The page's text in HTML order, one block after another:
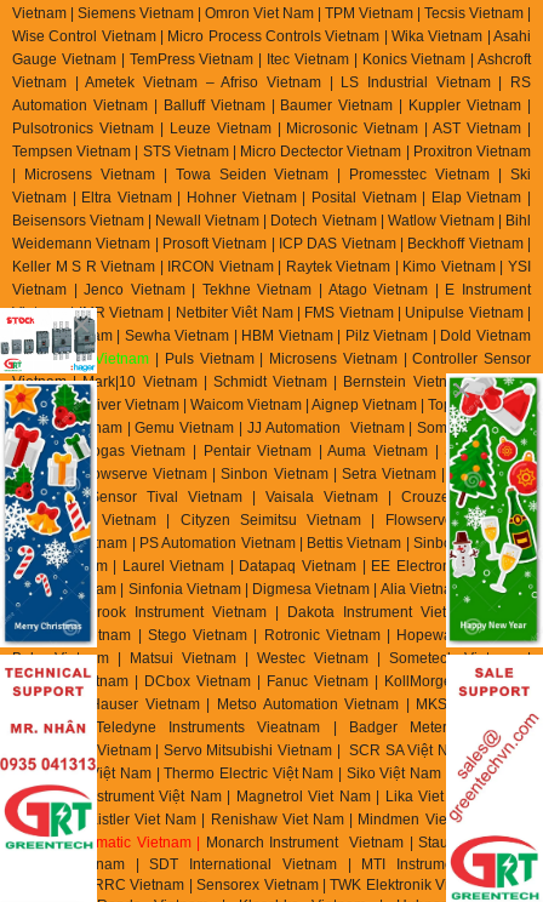
Vietnam | Siemens Vietnam | Omron Viet Nam | TPM Vietnam | Tecsis Vietnam |
Wise Control Vietnam | Micro Process Controls Vietnam | Wika Vietnam | Asahi
Gauge Vietnam | TemPress Vietnam | Itec Vietnam | Konics Vietnam | Ashcroft
Vietnam | Ametek Vietnam – Afriso Vietnam | LS Industrial Vietnam | RS
Automation Vietnam | Balluff Vietnam | Baumer Vietnam | Kuppler Vietnam |
Pulsotronics Vietnam | Leuze Vietnam | Microsonic Vietnam | AST Vietnam |
Tempsen Vietnam | STS Vietnam | Micro Dectector Vietnam | Proxitron Vietnam
| Microsens Vietnam | Towa Seiden Vietnam | Promesstec Vietnam | Ski
Vietnam | Eltra Vietnam | Hohner Vietnam | Posital Vietnam | Elap Vietnam |
Beisensors Vietnam | Newall Vietnam | Dotech Vietnam | Watlow Vietnam | Bihl
Weidemann Vietnam | Prosoft Vietnam | ICP DAS Vietnam | Beckhoff Vietnam |
Keller M S R Vietnam | IRCON Vietnam | Raytek Vietnam | Kimo Vietnam | YSI
Vietnam | Jenco Vietnam | Tekhne Vietnam | Atago Vietnam | E Instrument
Vietnam | IMR Vietnam | Netbiter Viêt Nam | FMS Vietnam | Unipulse Vietnam |
Migun Vietnam | Sewha Vietnam | HBM Vietnam | Pilz Vietnam | Dold Vietnam
|EBMpapst Vietnam | Puls Vietnam | Microsens Vietnam | Controller Sensor
Vietnam | Mark|10 Vietnam | Schmidt Vietnam | Bernstein Vietnam | Celduc
Vietnam | Univer Vietnam | Waicom Vietnam | Aignep Vietnam | Top Air Vietnam
| Burket Vietnam |Gemu Vietnam | JJ Automation Vietnam | Somas Vietnam |
Delta Elektrogas Vietnam | Pentair Vietnam | Auma Vietnam | Sipos Artorik
Vietnam | Flowserve Vietnam | Sinbon Vietnam | Setra Vietnam | Yottacontrok
Vietnam | Sensor Tival Vietnam | Vaisala Vietnam | Crouzet Vietnam |
RheinTacho Vietnam | Cityzen Seimitsu Vietnam | Flowserve Vietnam |
Greatork Vietnam | PS Automation Vietnam | Bettis Vietnam | Sinbon Vietnam |
Setra Vietnam | Laurel Vietnam | Datapaq Vietnam | EE Electronik Vietnam |
Banico Vietnam | Sinfonia Vietnam | Digmesa Vietnam | Alia Vietnam | Flowline
Vietnam | Brook Instrument Vietnam | Dakota Instrument Vietnam | Diehl
Metering Vietnam | Stego Vietnam | Rotronic Vietnam | Hopeway Vietnam |
Beko Vietnam | Matsui Vietnam | Westec Vietnam | Sometech Vietnam |
Offshore Vietnam | DCbox Vietnam | Fanuc Vietnam | KollMorgen Vietnam |
Endress & Hauser Vietnam | Metso Automation Vietnam | MKS Instruments
Vietnam | Teledyne Instruments Vieatnam | Badger Meter Vietnam |
Hirschmann Vietnam | Servo Mitsubishi Vietnam | SCR SA Việt Nam | Biotech
Flow Meter Việt Nam | Thermo Electric Việt Nam | Siko Việt Nam | Klinger Việt
Nam | HK Instrument Việt Nam | Magnetrol Viet Nam | Lika Viet Nam | Setra
Viet Nam | Kistler Viet Nam | Renishaw Viet Nam | Mindmen Vietnam |
Vietnam| Gimatic Vietnam | Monarch Instrument Vietnam | Stauff Vietnam |
Burster Vietnam | SDT International Vietnam | MTI Instrument Vietnam
| Zhuzhou CRRC Vietnam | Sensorex Vietnam | TWK Elektronik Vietnam | ASC